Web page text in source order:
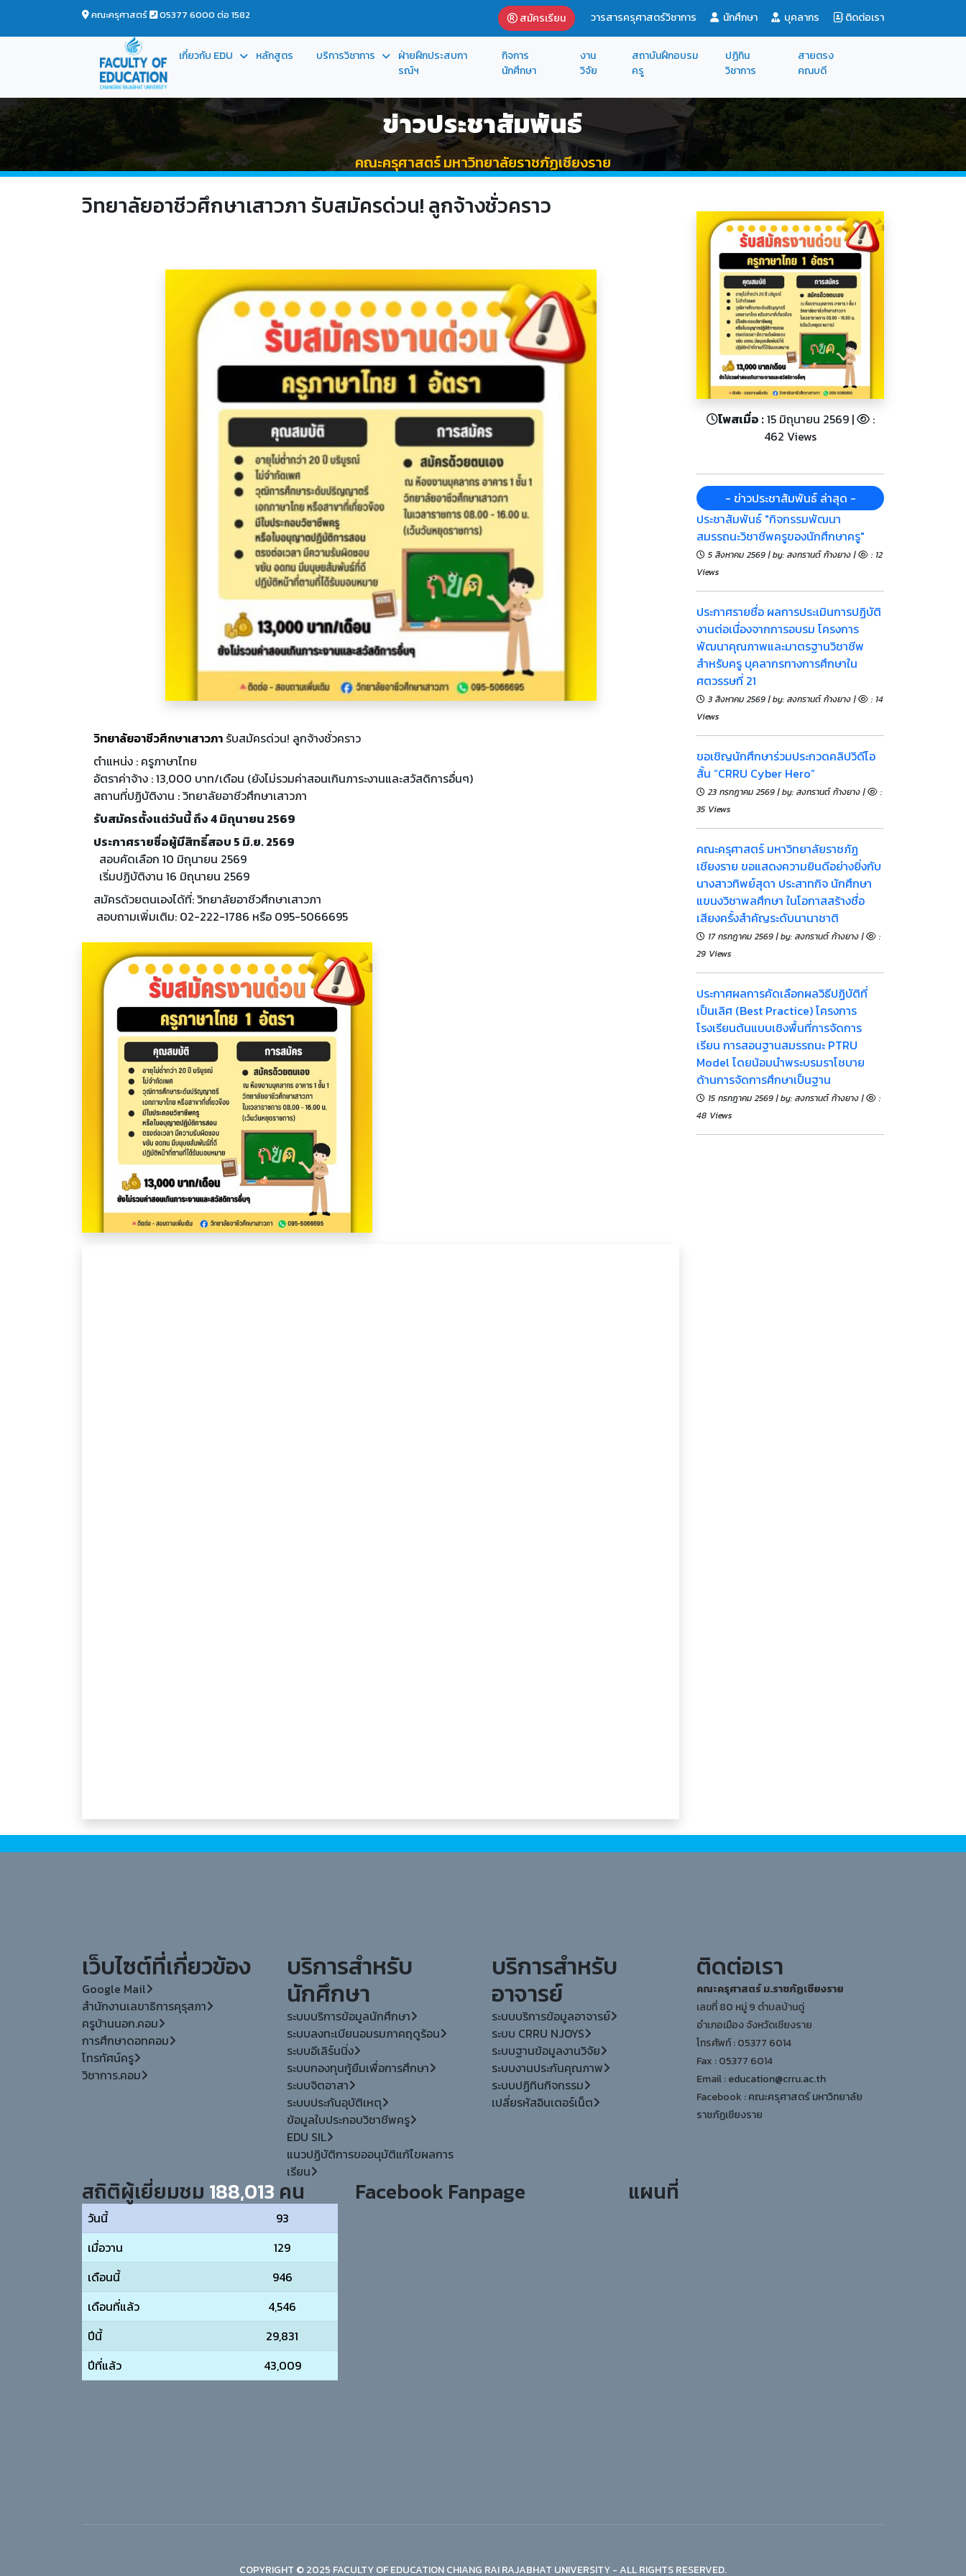
คณะครุศาสตร์ 05377 6000 ต่อ 1582 สมัครเรียน วารสารครุศาสตร์วิชาการ นักศึกษา บุคลากร ติดต่อเรา
เกี่ยวกับ EDU หลักสูตร บริการวิชาการ
ฝ่ายฝึกประสบกา
รณ์ฯ
กิจการ
นักศึกษา
งาน
วิจัย
สถาบันฝึกอบรม
ครู
ปฏิทิน
วิชาการ
สายตรง
คณบดี
ข่าวประชาสัมพันธ์
คณะครุศาสตร์ มหาวิทยาลัยราชภัฏเชียงราย
วิทยาลัยอาชีวศึกษาเสาวภา รับสมัครด่วน! ลูกจ้างชั่วคราว
วิทยาลัยอาชีวศึกษาเสาวภา รับสมัครด่วน! ลูกจ้างชั่วคราว
ตำแหน่ง : ครูภาษาไทย
อัตราค่าจ้าง : 13,000 บาท/เดือน (ยังไม่รวมค่าสอนเกินภาระงานและสวัสดิการอื่นๆ)
สถานที่ปฏิบัติงาน : วิทยาลัยอาชีวศึกษาเสาวภา
รับสมัครตั้งแต่วันนี้ ถึง 4 มิถุนายน 2569
ประกาศรายชื่อผู้มีสิทธิ์สอบ 5 มิ.ย. 2569
      สอบคัดเลือก 10 มิถุนายน 2569
      เริ่มปฏิบัติงาน 16 มิถุนายน 2569
สมัครด้วยตนเองได้ที่: วิทยาลัยอาชีวศึกษาเสาวภา
สอบถามเพิ่มเติม: 02-222-1786 หรือ 095-5066695
โพสเมื่อ :15 มิถุนายน 2569 |
:
462 Views
- ข่าวประชาสัมพันธ์ ล่าสุด -
ประชาสัมพันธ์ "กิจกรรมพัฒนา
สมรรถนะวิชาชีพครูของนักศึกษาครู"
5 สิงหาคม 2569 | by: สงกรานต์ ก้างยาง |
: 12
Views
ประกาศรายชื่อ ผลการประเมินการปฏิบัติ
งานต่อเนื่องจากการอบรม โครงการ
พัฒนาคุณภาพและมาตรฐานวิชาชีพ
สำหรับครู บุคลากรทางการศึกษาใน
ศตวรรษที่ 21
3 สิงหาคม 2569 | by: สงกรานต์ ก้างยาง |
: 14
Views
ขอเชิญนักศึกษาร่วมประกวดคลิปวิดีโอ
สั้น “CRRU Cyber Hero”
23 กรกฎาคม 2569 | by: สงกรานต์ ก้างยาง |
:
35 Views
​คณะครุศาสตร์ มหาวิทยาลัยราชภัฏ
เชียงราย ขอแสดงความยินดีอย่างยิ่งกับ
นางสาวทิพย์สุดา ประสาทกิจ นักศึกษา
แขนงวิชาพลศึกษา ในโอกาสสร้างชื่อ
เสียงครั้งสำคัญระดับนานาชาติ
17 กรกฎาคม 2569 | by: สงกรานต์ ก้างยาง |
:
29 Views
ประกาศผลการคัดเลือกผลวิธีปฏิบัติที่
เป็นเลิศ (Best Practice) โครงการ
โรงเรียนต้นแบบเชิงพื้นที่การจัดการ
เรียน การสอนฐานสมรรถนะ PTRU
Model โดยน้อมนำพระบรมราโชบาย
ด้านการจัดการศึกษาเป็นฐาน
15 กรกฎาคม 2569 | by: สงกรานต์ ก้างยาง |
:
48 Views
เว็บไซต์ที่เกี่ยวข้อง
Google Mail
สำนักงานเลขาธิการคุรุสภา
ครูบ้านนอก.คอม
การศึกษาดอทคอม
โทรทัศน์ครู
วิชาการ.คอม
บริการสำหรับ
นักศึกษา
ระบบบริการข้อมูลนักศึกษา
ระบบลงทะเบียนอมรมภาคฤดูร้อน
ระบบอีเลิร์นนิ่ง
ระบบกองทุนกู้ยืมเพื่อการศึกษา
ระบบจิตอาสา
ระบบประกันอุบัติเหตุ
ข้อมูลใบประกอบวิชาชีพครู
EDU SIL
แนวปฏิบัติการขออนุมัติแก้ไขผลการ
เรียน
บริการสำหรับ
อาจารย์
ระบบบริการข้อมูลอาจารย์
ระบบ CRRU NJOYS
ระบบฐานข้อมูลงานวิจัย
ระบบงานประกันคุณภาพ
ระบบปฏิทินกิจกรรม
เปลี่ยรหัสอินเตอร์เน็ต
ติดต่อเรา
คณะครุศาสตร์ ม.ราชภัฏเชียงราย
เลขที่ 80 หมู่ 9 ตำบลบ้านดู่
อำเภอเมือง จังหวัดเชียงราย
โทรศัพท์ : 05377 6014
Fax : 05377 6014
Email :education@crru.ac.th
Facebook :คณะครุศาสตร์ มหาวิทยาลัย
ราชภัฏเชียงราย
สถิติผู้เยี่ยมชม 188,013 คน
วันนี้
93
เมื่อวาน
129
เดือนนี้
946
เดือนที่แล้ว
4,546
ปีนี้
29,831
ปีที่แล้ว
43,009
Facebook Fanpage แผนที่
COPYRIGHT © 2025 FACULTY OF EDUCATION CHIANG RAI RAJABHAT UNIVERSITY - ALL RIGHTS RESERVED.